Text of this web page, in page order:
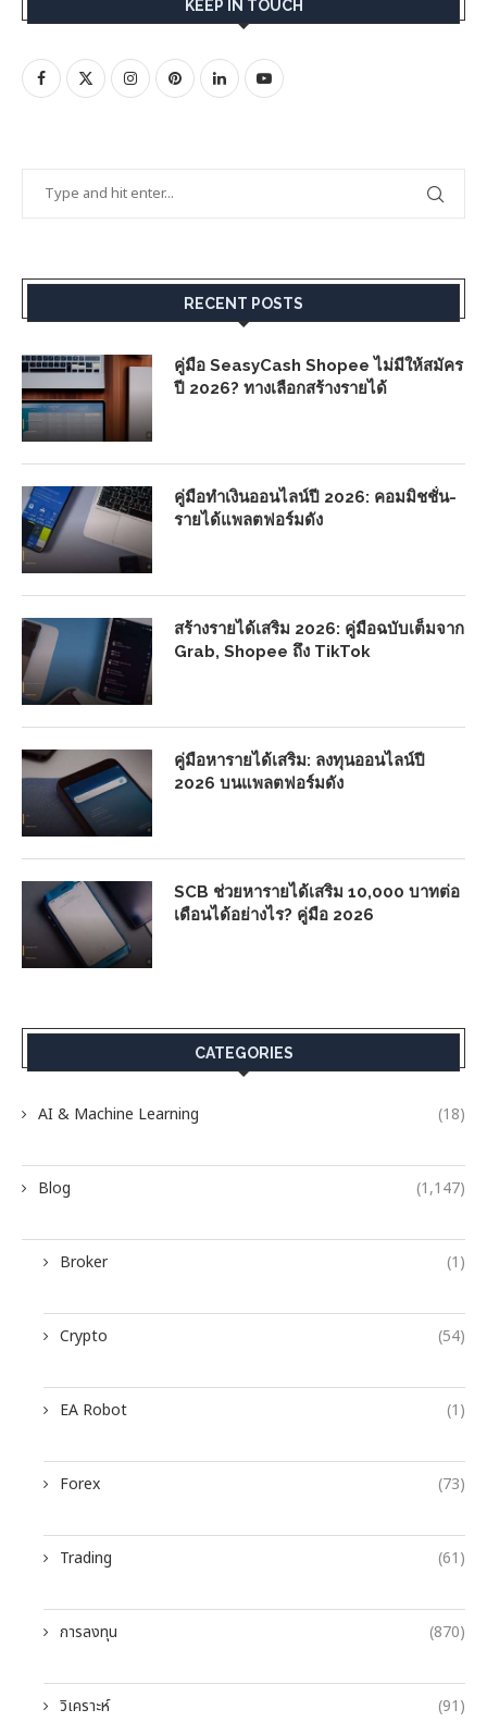
KEEP IN TOUCH
RECENT POSTS
คู่มือ SeasyCash Shopee ไม่มีให้สมัคร
ปี 2026? ทางเลือกสร้างรายได้
คู่มือทำเงินออนไลน์ปี 2026: คอมมิชชั่น-
รายได้แพลตฟอร์มดัง
สร้างรายได้เสริม 2026: คู่มือฉบับเต็มจาก
Grab, Shopee ถึง TikTok
คู่มือหารายได้เสริม: ลงทุนออนไลน์ปี
2026 บนแพลตฟอร์มดัง
SCB ช่วยหารายได้เสริม 10,000 บาทต่อ
เดือนได้อย่างไร? คู่มือ 2026
CATEGORIES
AI & Machine Learning (18)
Blog (1,147)
Broker (1)
Crypto (54)
EA Robot (1)
Forex (73)
Trading (61)
การลงทุน (870)
วิเคราะห์ (91)